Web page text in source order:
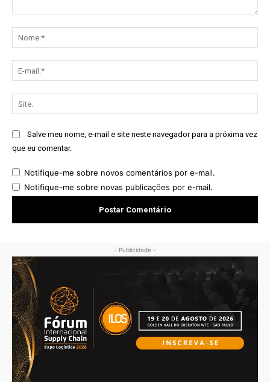
Salve meu nome, e-mail e site neste navegador para a próxima vez
que eu comentar.
Notifique-me sobre novos comentários por e-mail.
Notifique-me sobre novas publicações por e-mail.
- Publicidade -